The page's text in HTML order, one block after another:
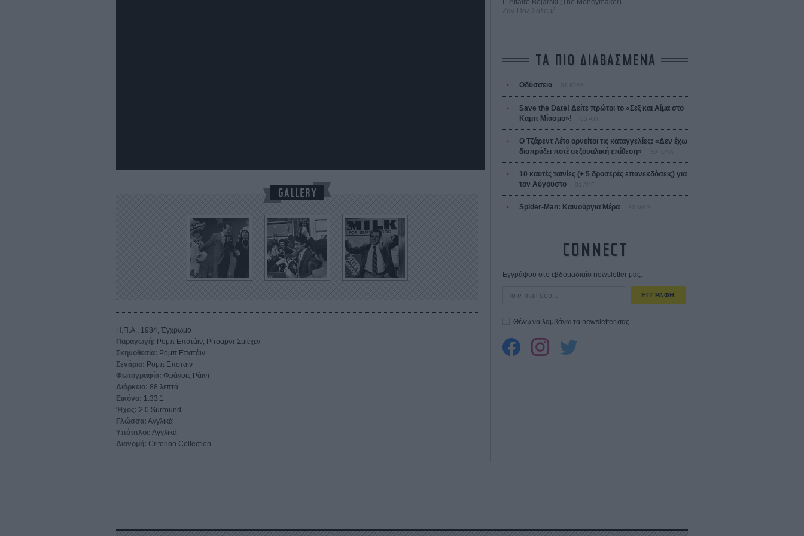
Η.Π.Α., 1984, Έγχρωμο
Παραγωγή: Ρομπ Επστάιν, Ρίτσαρντ Σμιέχεν
Σκηνοθεσία: Ρομπ Επστάιν
Σενάριο: Ρομπ Επστάιν
Φωτογραφία: Φράνσις Ράιντ
Διάρκεια: 88 λεπτά
Εικόνα: 1.33:1
Ήχος: 2.0 Surround
Γλώσσα: Αγγλικά
Υπότιτλοι: Αγγλικά
Διανομή: Criterion Collection
L’ Affaire Bojarski (The Moneymaker)
Ζαν-Πολ Σαλομέ
ΤΑ ΠΙΟ ΔΙΑΒΑΣΜΕΝΑ
Οδύσσεια
Save the Date! Δείτε πρώτοι το «Σεξ και Αίμα στο
Καμπ Μίασμα»!
Ο Τζάρεντ Λέτο αρνείται τις καταγγελίες: «Δεν έχω
διαπράξει ποτέ σεξουαλική επίθεση»
10 καυτές ταινίες (+ 5 δροσερές επανεκδόσεις) για
τον Αύγουστο
Spider-Man: Καινούργια Μέρα 30 ΜΑΡ
CONNECT
Εγγράψου στο εβδομαδιαίο newsletter μας.
ΕΓΓΡΑΦΗ
Θέλω να λαμβάνω τα newsletter σας.